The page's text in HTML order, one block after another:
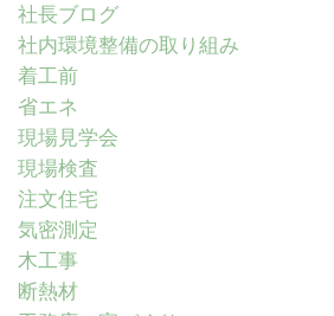
社長ブログ
社内環境整備の取り組み
着工前
省エネ
現場見学会
現場検査
注文住宅
気密測定
木工事
断熱材